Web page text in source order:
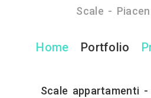
Scale -
Home Portfolio
Scale appartamenti -